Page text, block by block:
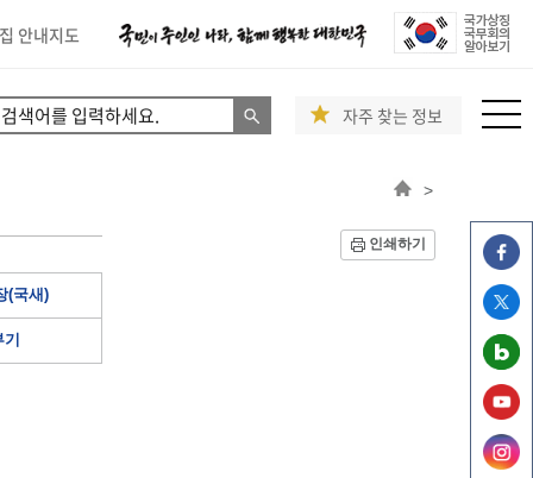
안내지도
자주 찾는 정보
>
인쇄하기
(국새)